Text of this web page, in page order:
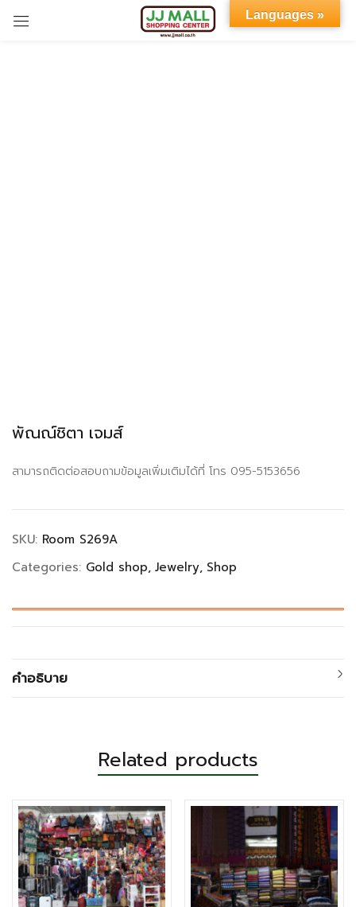
พัณณ์ชิตา เจมส์
สามารถติดต่อสอบถามข้อมูลเพิ่มเติมได้ที่ โทร 095-5153656
SKU: Room S269A
Categories: Gold shop Jewelry Shop
คำอธิบาย
Related products
Languages »
Sign in